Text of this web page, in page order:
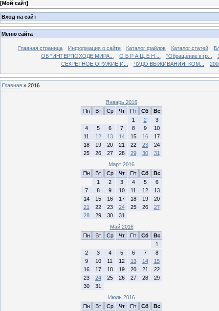
[Мой сайт]
Вход на сайт
Меню сайта
Главная страница Информация о сайте Каталог файлов Каталог статей
ОБ “ИНТЕРПОХОДЕ МИРА...
О Б Р А Щ Е Н ... "Обращение к гр...
СЕКРЕТНОЕ ОРУЖИЕ И...
ЧУДО ВЫЖИВАНИЯ: КОМ...
Главная » 2016
Январь 2016
Пн
Вт Ср Чт Пт Сб
Вс
1
2
3
4
5 6 7 8 9
10
11
12 13 14 15 16
17
18
19 20 21 22 23
24
25
26 27 28 29 30
31
Март 2016
Пн
Вт Ср Чт Пт Сб
Вс
1
2 3 4 5
6
7
8 9 10 11 12
13
14
15 16 17 18 19
20
21
22 23 24 25 26
27
28
29 30
31
Май 2016
Пн
Вт Ср Чт Пт Сб
Вс
1
2
3 4 5 6 7
8
9
10 11 12 13 14
15
16
17 18 19 20 21
22
23
24 25 26 27 28
29
30
31
Июль 2016
Пн
Вт Ср Чт Пт Сб
Вс